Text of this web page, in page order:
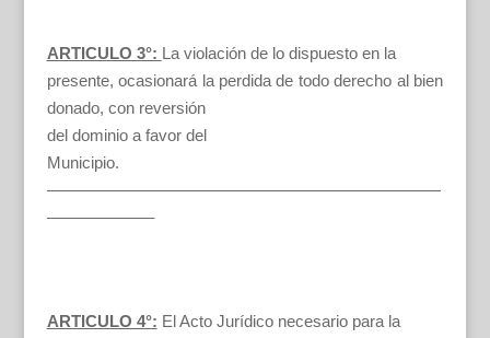
ARTICULO 3°: La violación de lo dispuesto en la
presente, ocasionará la perdida de todo derecho al bien
donado, con reversión
del dominio a favor del
Municipio.
————————————————————————
——————–
ARTICULO 4°: El Acto Jurídico necesario para la